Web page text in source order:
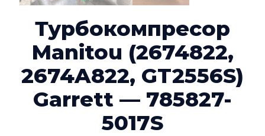
Турбокомпресор
Manitou (2674822,
2674A822, GT2556S)
Garrett — 785827-
5017S